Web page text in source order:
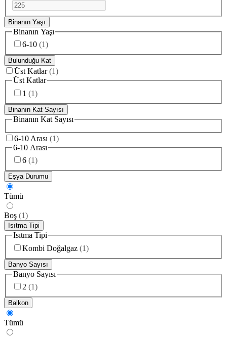
Binanın Yaşı
Binanın Yaşı
6-10 (1)
Bulunduğu Kat
Üst Katlar (1)
Üst Katlar
1 (1)
Binanın Kat Sayısı
Binanın Kat Sayısı
6-10 Arası (1)
6-10 Arası
6 (1)
Eşya Durumu
Tümü
Boş (1)
Isıtma Tipi
Isıtma Tipi
Kombi Doğalgaz (1)
Banyo Sayısı
Banyo Sayısı
2 (1)
Balkon
Tümü